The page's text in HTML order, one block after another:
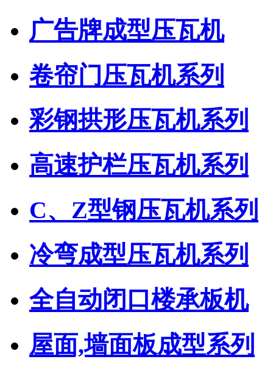
广告牌成型压瓦机
卷帘门压瓦机系列
彩钢拱形压瓦机系列
高速护栏压瓦机系列
C、Z型钢压瓦机系列
冷弯成型压瓦机系列
全自动闭口楼承板机
屋面,墙面板成型系列